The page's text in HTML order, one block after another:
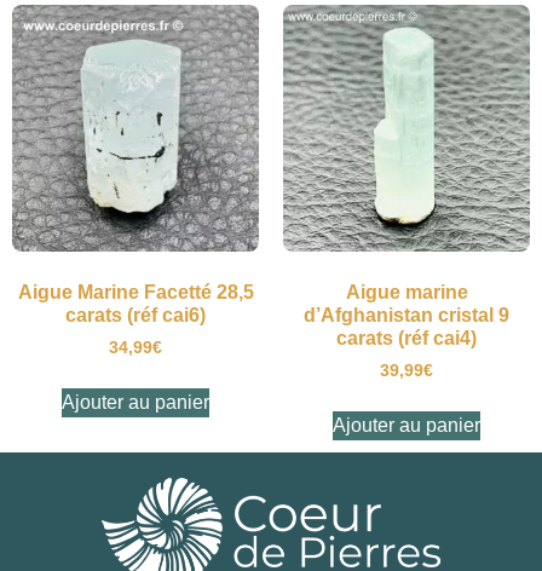
Aigue Marine Facetté 28,5
carats (réf cai6)
34,99€
Ajouter au panier
Aigue marine
d’Afghanistan cristal 9
carats (réf cai4)
39,99€
Ajouter au panier